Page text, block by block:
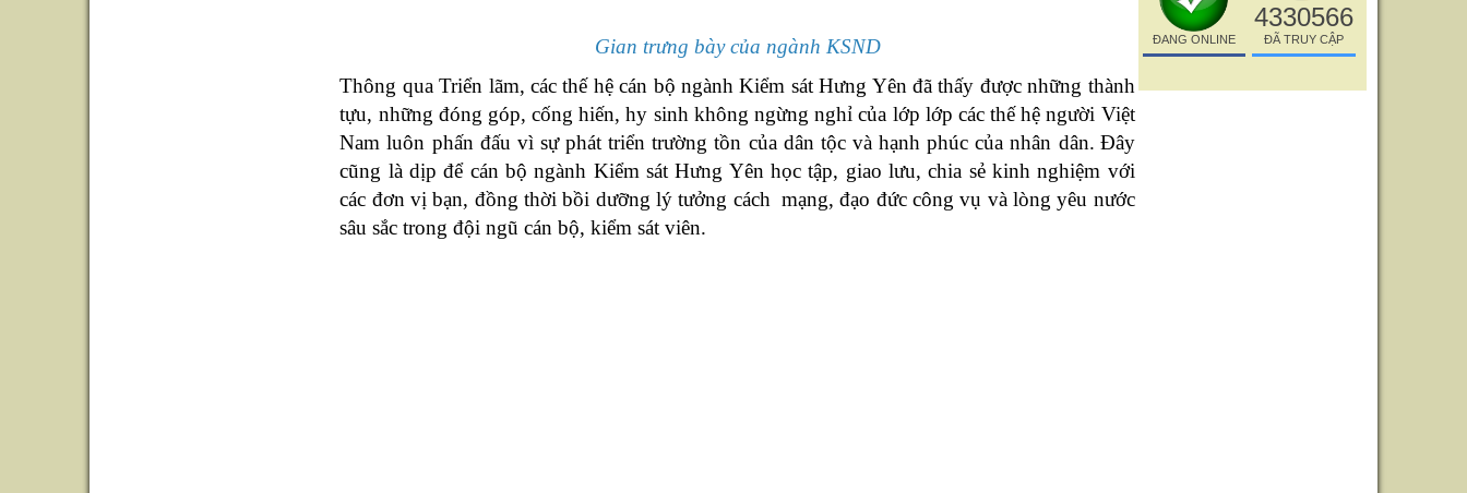
Gian trưng bày của ngành KSND
Thông qua Triển lãm, các thế hệ cán bộ ngành Kiểm sát Hưng Yên đã thấy được những thành
tựu, những đóng góp, cống hiến, hy sinh không ngừng nghỉ của lớp lớp các thế hệ người Việt
Nam luôn phấn đấu vì sự phát triển trường tồn của dân tộc và hạnh phúc của nhân dân. Đây
cũng là dịp để cán bộ ngành Kiểm sátHưng Yên học tập, giao lưu, chia sẻ kinh nghiệm với
các đơn vị bạn, đồng thời bồi dưỡng lý tưởng cách mạng, đạo đức công vụ và lòng yêu nước
sâu sắc trong đội ngũ cán bộ, kiểm sát viên.
ĐANG ONLINE
4330566
ĐÃ TRUY CẬP